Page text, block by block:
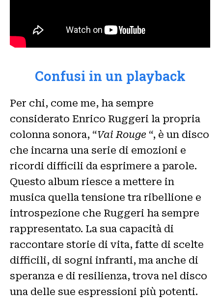
Confusi in un playback
Per chi, come me, ha sempre
considerato Enrico Ruggeri la propria
colonna sonora, “Vai Rouge “, è un disco
che incarna una serie di emozioni e
ricordi difficili da esprimere a parole.
Questo album riesce a mettere in
musica quella tensione tra ribellione e
introspezione che Ruggeri ha sempre
rappresentato. La sua capacità di
raccontare storie di vita, fatte di scelte
difficili, di sogni infranti, ma anche di
speranza e di resilienza, trova nel disco
una delle sue espressioni più potenti.